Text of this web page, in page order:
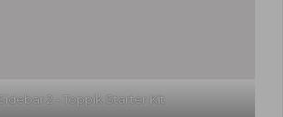
2 - Toppik Starter Kit